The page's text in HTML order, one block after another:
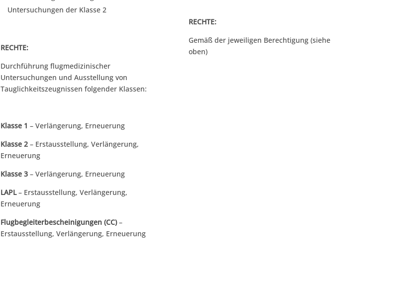
Untersuchungen der Klasse 2
RECHTE:
Durchführung flugmedizinischer
Untersuchungen und Ausstellung von
Tauglichkeitszeugnissen folgender Klassen:
Klasse 1 – Verlängerung, Erneuerung
Klasse 2 – Erstausstellung, Verlängerung,
Erneuerung
Klasse 3 – Verlängerung, Erneuerung
LAPL– Erstausstellung, Verlängerung,
Erneuerung
Flugbegleiterbescheinigungen (CC)–
Erstausstellung, Verlängerung, Erneuerung
RECHTE:
Gemäß der jeweiligen Berechtigung (siehe
oben)